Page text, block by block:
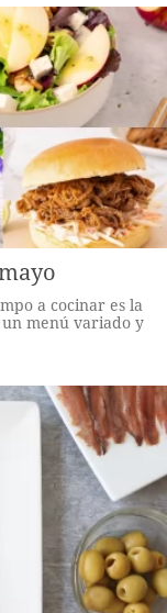
a cocinar es la
menú variado y